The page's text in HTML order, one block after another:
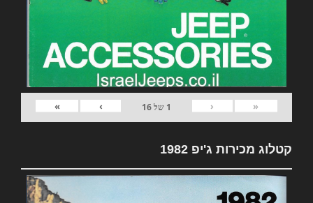
«
‹
1 של16
›
»
קטלוג מכירות ג'יפ 1982